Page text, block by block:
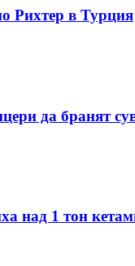
Рихтер в Турция
да бранят
над 1 тон